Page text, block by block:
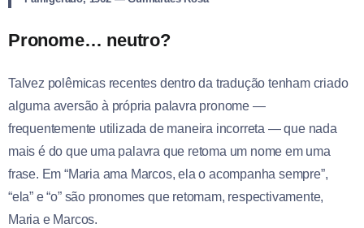
Pronome… neutro?
Talvez polêmicas recentes dentro da tradução tenham criado
alguma aversão à própria palavra pronome —
frequentemente utilizada de maneira incorreta — que nada
mais é do que uma palavra que retoma um nome em uma
frase. Em “Maria ama Marcos, ela o acompanha sempre”,
“ela” e “o” são pronomes que retomam, respectivamente,
Maria e Marcos.